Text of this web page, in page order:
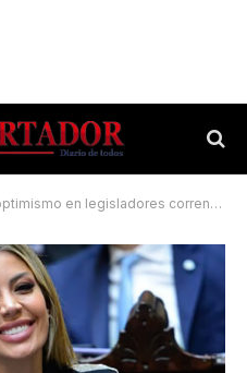
en legisladores correntinos de LLA